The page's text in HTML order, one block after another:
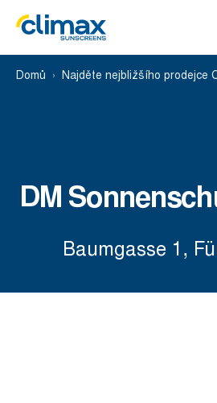
Domů Najděte nejbližšího prodejce
DM
Baumgasse 1,